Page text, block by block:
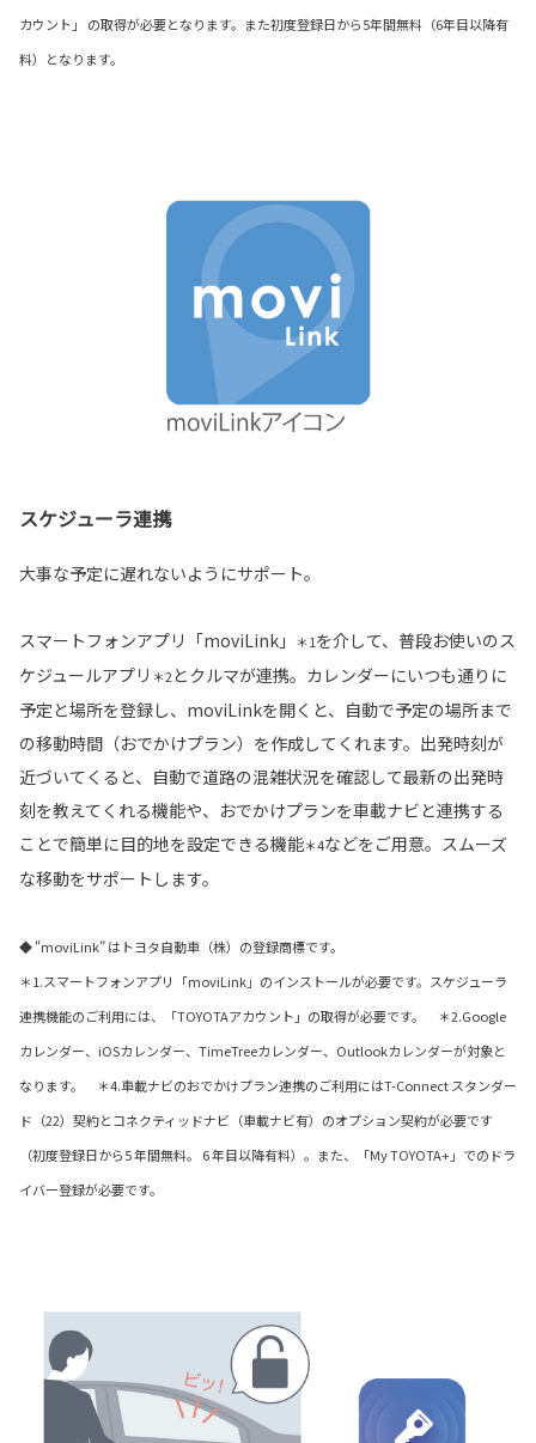
カウント」 の取得が必要となります。また初度登録日から5年間無料（6年目以降有
料）となります。
スケジューラ連携
大事な予定に遅れないようにサポート。
スマートフォンアプリ「moviLink」 ＊1を介して、普段お使いのス
ケジュールアプリ ＊2とクルマが連携。カレンダーにいつも通りに
予定と場所を登録し、moviLinkを開くと、自動で予定の場所まで
の移動時間（おでかけプラン）を作成してくれます。出発時刻が
近づいてくると、自動で道路の混雑状況を確認して最新の出発時
刻を教えてくれる機能や、おでかけプランを車載ナビと連携する
ことで簡単に目的地を設定できる機能＊4などをご用意。スムーズ
な移動をサポートします。
◆ "moviLink” はトヨタ自動車（株）の登録商標です。
＊1.スマートフォンアプリ「moviLink」のインストールが必要です。スケジューラ
連携機能のご利用には、「TOYOTAアカウント」の取得が必要です。 ＊2.Google
カレンダー、iOSカレンダー、TimeTreeカレンダー、Outlookカレンダーが対象と
なります。 ＊4.車載ナビのおでかけプラン連携のご利用にはT-Connect スタンダー
ド（22）契約とコネクティッドナビ（車載ナビ有）のオプション契約が必要です
（初度登録日から5 年間無料。 6 年目以降有料）。また、「My TOYOTA+」でのドラ
イバー登録が必要です。